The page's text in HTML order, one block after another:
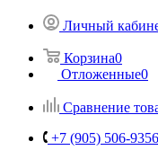
Личный
Корзина0
Отложенные0
Сравнение
+7 (905) 506-9356